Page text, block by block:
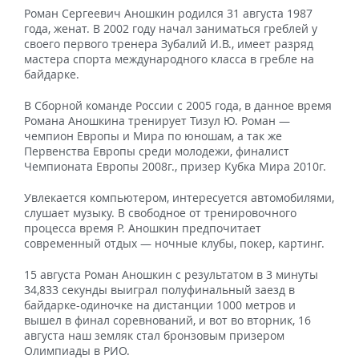
Роман Сергеевич Аношкин родился 31 августа 1987
года, женат. В 2002 году начал заниматься греблей у
своего первого тренера Зубалий И.В., имеет разряд
мастера спорта международного класса в гребле на
байдарке.
В Сборной команде России с 2005 года, в данное время
Романа Аношкина тренирует Тизул Ю. Роман —
чемпион Европы и Мира по юношам, а так же
Первенства Европы среди молодежи, финалист
Чемпионата Европы 2008г., призер Кубка Мира 2010г.
Увлекается компьютером, интересуется автомобилями,
слушает музыку. В свободное от тренировочного
процесса время Р. Аношкин предпочитает
современный отдых — ночные клубы, покер, картинг.
15 августа Роман Аношкин с результатом в 3 минуты
34,833 секунды выиграл полуфинальный заезд в
байдарке-одиночке на дистанции 1000 метров и
вышел в финал соревнований, и вот во вторник, 16
августа наш земляк стал бронзовым призером
Олимпиады в РИО.